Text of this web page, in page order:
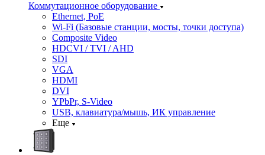
Коммутационное оборудование
Ethernet, PoE
Wi-Fi (Базовые станции, мосты, точки доступа)
Composite Video
HDCVI / TVI / AHD
SDI
VGA
HDMI
DVI
YPbPr, S-Video
USB, клавиатура/мышь, ИК управление
Еще